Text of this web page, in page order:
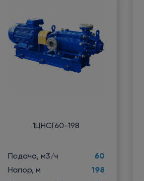
1ЦНСГ60-198
Подача, м3/ч
60
Напор, м
198